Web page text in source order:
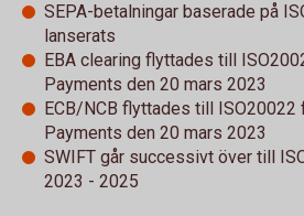
SEPA-betalningar baserade på
lanserats
EBA clearing flyttades till
Payments den 20 mars 2023
ECB/NCB flyttades till ISO20022
Payments den 20 mars 2023
SWIFT går successivt över till
2023 - 2025